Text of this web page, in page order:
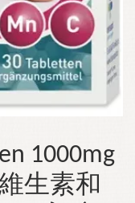
1000mg
生素和